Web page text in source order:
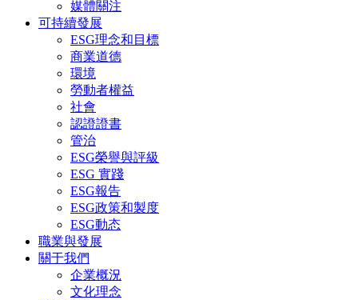
媒體關注
可持續發展
ESG理念和目標
商業道德
環境
勞動者權益
社會
認證證書
管治
ESG榮譽與評級
ESG 實踐
ESG報告
ESG政策和製度
ESG動态
職業與發展
關于我們
企業概況
文化理念